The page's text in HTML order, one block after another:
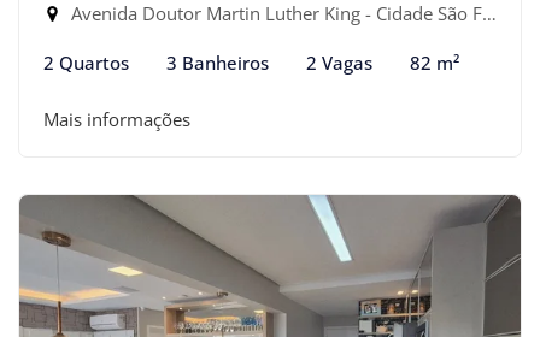
Avenida Doutor Martin Luther King - Cidade São Francisco, Osasco-SP
2 Quartos 3 Banheiros 2 Vagas 82 m²
Mais informações